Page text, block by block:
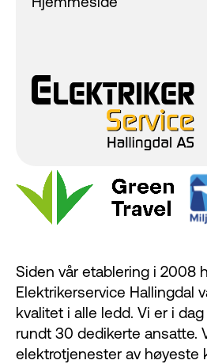
Siden vår etablering i 2008
Elektrikerservice Hallingdal
kvalitet i alle ledd. Vi er i
rundt 30 dedikerte ansatte.
elektrotjenester av høyeste